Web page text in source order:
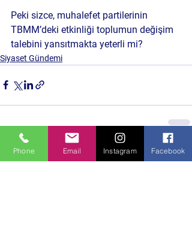
Peki sizce, muhalefet partilerinin
TBMM’deki etkinliği toplumun değişim
talebini yansıtmakta yeterli mi?
Siyaset Gündemi
Son Yazılar Hepsini Gör
Phone Email Instagram Facebook